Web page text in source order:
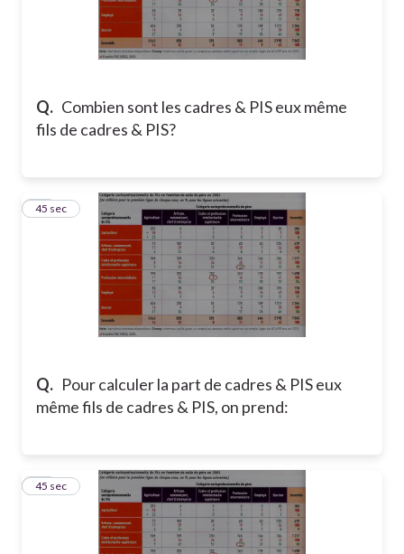
Q. Combien sont les cadres & PIS eux même
fils de cadres & PIS?
Q. Pour calculer la part de cadres & PIS eux
même fils de cadres & PIS, on prend:
19
45 sec
20
45 sec